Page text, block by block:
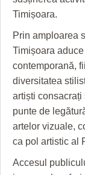
Timișoara.
Prin amploarea
Timișoara
contemporană,
diversitatea
artiști
punte de
artelor vizuale,
ca pol artistic al
Accesul